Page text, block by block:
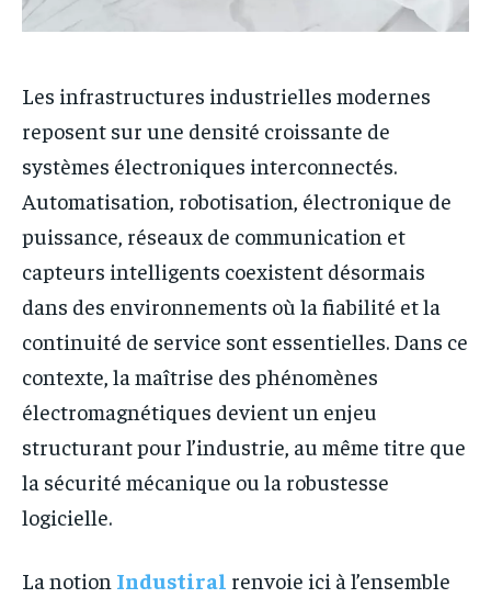
Les infrastructures industrielles modernes
reposent sur une densité croissante de
systèmes électroniques interconnectés.
Automatisation, robotisation, électronique de
puissance, réseaux de communication et
capteurs intelligents coexistent désormais
dans des environnements où la fiabilité et la
continuité de service sont essentielles. Dans ce
contexte, la maîtrise des phénomènes
électromagnétiques devient un enjeu
structurant pour l’industrie, au même titre que
la sécurité mécanique ou la robustesse
logicielle.
La notion Industiral renvoie ici à l’ensemble